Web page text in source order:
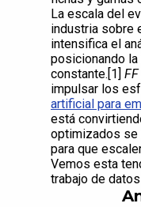
La escala del
industria sobre
intensifica el
posicionando la
constante.[1]
impulsar los
artificial para
está
optimizados se
para que
Vemos esta
trabajo de